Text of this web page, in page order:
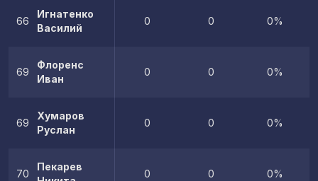
66
Игнатенко
Василий
0 0 0%
69
Флоренс
Иван
0 0 0%
69
Хумаров
Руслан
0 0 0%
70
Пекарев
0 0 0%